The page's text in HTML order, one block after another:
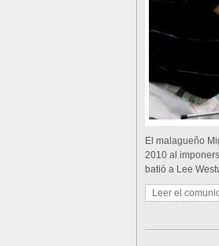
El malagueño
2010 al
batió a Lee
Leer el